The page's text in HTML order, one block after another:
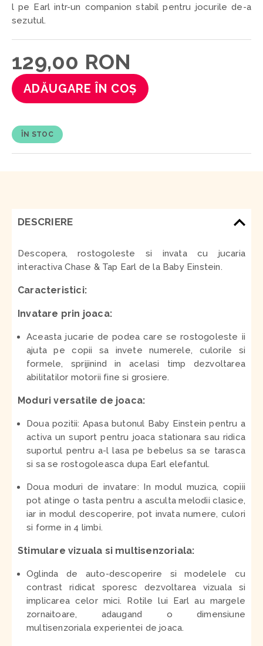
l pe Earl intr-un companion stabil pentru jocurile de-a
sezutul.
129,00 RON
ADĂUGARE ÎN COȘ
ÎN STOC
DESCRIERE
Descopera, rostogoleste si invata cu jucaria
interactiva Chase & Tap Earl de la Baby Einstein.
Caracteristici:
Invatare prin joaca:
Aceasta jucarie de podea care se rostogoleste ii
ajuta pe copii sa invete numerele, culorile si
formele, sprijinind in acelasi timp dezvoltarea
abilitatilor motorii fine si grosiere.
Moduri versatile de joaca:
Doua pozitii: Apasa butonul Baby Einstein pentru a
activa un suport pentru joaca stationara sau ridica
suportul pentru a-l lasa pe bebelus sa se tarasca
si sa se rostogoleasca dupa Earl elefantul.
Doua moduri de invatare: In modul muzica, copiii
pot atinge o tasta pentru a asculta melodii clasice,
iar in modul descoperire, pot invata numere, culori
si forme in 4 limbi.
Stimulare vizuala si multisenzoriala:
Oglinda de auto-descoperire si modelele cu
contrast ridicat sporesc dezvoltarea vizuala si
implicarea celor mici. Rotile lui Earl au margele
zornaitoare, adaugand o dimensiune
multisenzoriala experientei de joaca.